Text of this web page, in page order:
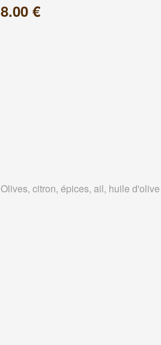
8.00 €
Olives, citron, épices, ail, huile d'olive